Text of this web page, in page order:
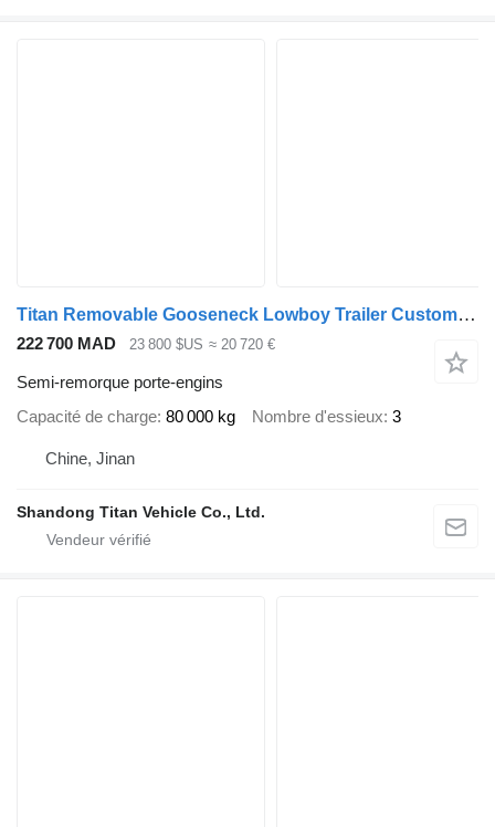
Titan Removable Gooseneck Lowboy Trailer Customized for Dominican
222 700 MAD 23 800 $US ≈ 20 720 €
Semi-remorque porte-engins
Capacité de charge 80 000 kg Nombre d'essieux 3
Chine, Jinan
Shandong Titan Vehicle Co., Ltd.